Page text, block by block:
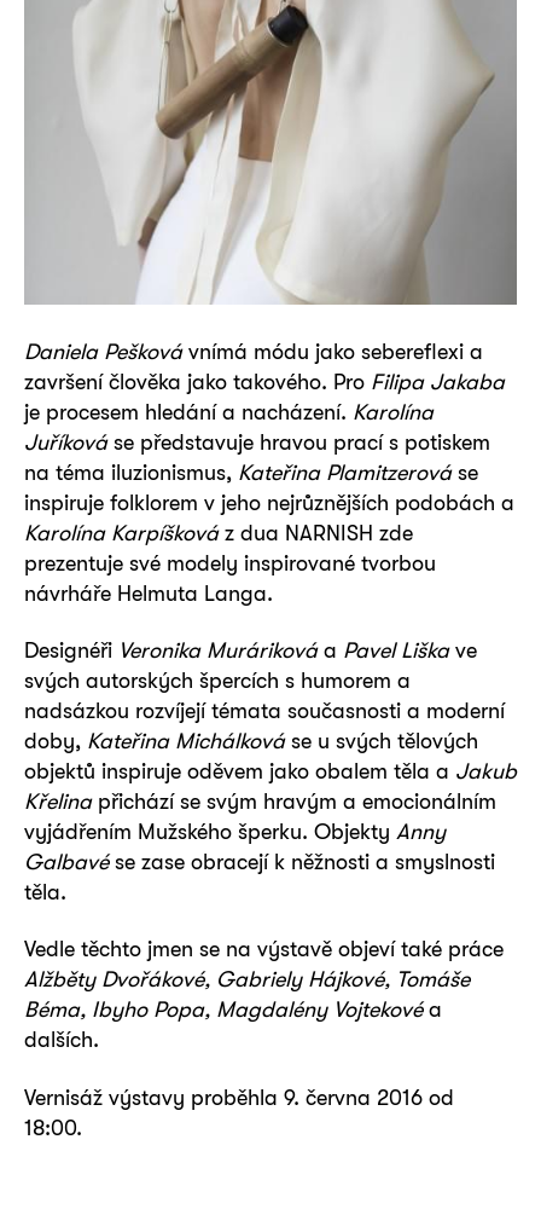
Daniela Peškovávnímá módu jako sebereflexi a
završení člověka jako takového. Pro Filipa Jakaba
je procesem hledání a nacházení. Karolína
Juříkováse představuje hravou prací s potiskem
na téma iluzionismus, Kateřina Plamitzerováse
inspiruje folklorem v jeho nejrůznějších podobách a
Karolína Karpíškováz dua NARNISH zde
prezentuje své modely inspirované tvorbou
návrháře Helmuta Langa.
Designéři Veronika Murárikováa Pavel Liškave
svých autorských špercích s humorem a
nadsázkou rozvíjejí témata současnosti a moderní
doby, Kateřina Michálkováse u svých tělových
objektů inspiruje oděvem jako obalem těla a Jakub
Křelinapřichází se svým hravým a emocionálním
vyjádřením Mužského šperku. Objekty Anny
Galbavése zase obracejí k něžnosti a smyslnosti
těla.
Vedle těchto jmen se na výstavě objeví také práce
Alžběty Dvořákové, Gabriely Hájkové, Tomáše
Béma, Ibyho Popa, Magdalény Vojtekovéa
dalších.
Vernisáž výstavy proběhla 9. června 2016 od
18:00.